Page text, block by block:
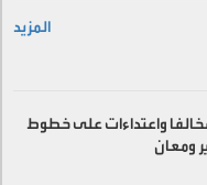
المزيد
واعتداءات على خطوط
ومعان